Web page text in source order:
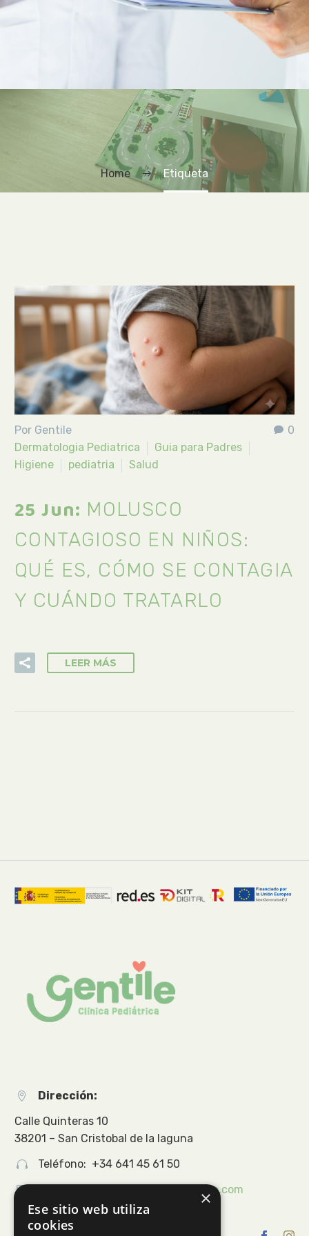
Home Etiqueta
0
Por Gentile
Dermatologia Pediatrica
Guia para Padres
Higiene
pediatria Salud
25 Jun: MOLUSCO
CONTAGIOSO EN NIÑOS:
QUÉ ES, CÓMO SE CONTAGIA
Y CUÁNDO TRATARLO
LEER MÁS


Dirección:
Calle Quinteras 10
38201 – San Cristobal de la laguna

 Teléfono: +34 641 45 61 50

 info@clinicapediatriagentile.com
×
Ese sitio web utiliza
cookies